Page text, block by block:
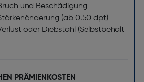
und Beschädigung
(ab 0.50 dpt)
oder Diebstahl (Selbstbehalt
PRÄMIENKOSTEN